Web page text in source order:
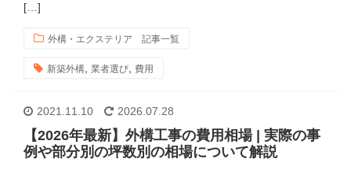
[…]
外構・エクステリア 記事一覧
新築外構 業者選び 費用
2021.11.10 2026.07.28
【2026年最新】外構工事の費用相場 | 実際の事
例や部分別の坪数別の相場について解説